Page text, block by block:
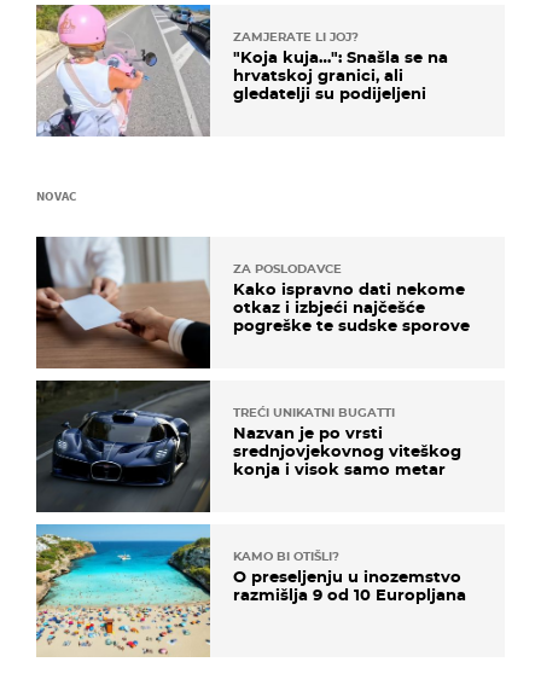
ZAMJERATE LI JOJ?
"Koja kuja…": Snašla se na
hrvatskoj granici, ali
gledatelji su podijeljeni
NOVAC
ZA POSLODAVCE
Kako ispravno dati nekome
otkaz i izbjeći najčešće
pogreške te sudske sporove
TREĆI UNIKATNI BUGATTI
Nazvan je po vrsti
srednjovjekovnog viteškog
konja i visok samo metar
KAMO BI OTIŠLI?
O preseljenju u inozemstvo
razmišlja 9 od 10 Europljana